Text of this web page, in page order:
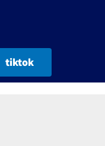
tiktok